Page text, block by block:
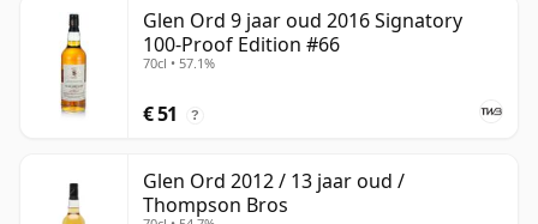
Glen Ord 9 jaar oud 2016 Signatory
100-Proof Edition #66
70cl • 57.1%
€ 51 ?
Glen Ord 2012 / 13 jaar oud /
Thompson Bros